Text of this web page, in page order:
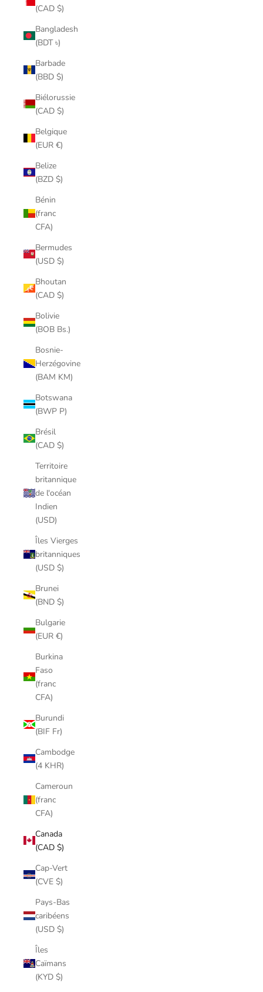
(CAD $)
Bangladesh
(BDT ৳)
Barbade
(BBD $)
Biélorussie
(CAD $)
Belgique
(EUR €)
Belize
(BZD $)
Bénin
(franc
CFA)
Bermudes
(USD $)
Bhoutan
(CAD $)
Bolivie
(BOB Bs.)
Bosnie-
Herzégovine
(BAM KM)
Botswana
(BWP P)
Brésil
(CAD $)
Territoire
britannique
de l'océan
Indien
(USD)
Îles Vierges
britanniques
(USD $)
Brunei
(BND $)
Bulgarie
(EUR €)
Burkina
Faso
(franc
CFA)
Burundi
(BIF Fr)
Cambodge
(4 KHR)
Cameroun
(franc
CFA)
Canada
(CAD $)
Cap-Vert
(CVE $)
Pays-Bas
caribéens
(USD $)
Îles
Caïmans
(KYD $)